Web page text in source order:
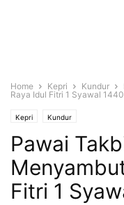
Home Kepri Kundur
Raya Idul Fitri 1 Syawal
Kepri Kundur
Pawai
Fitri 1